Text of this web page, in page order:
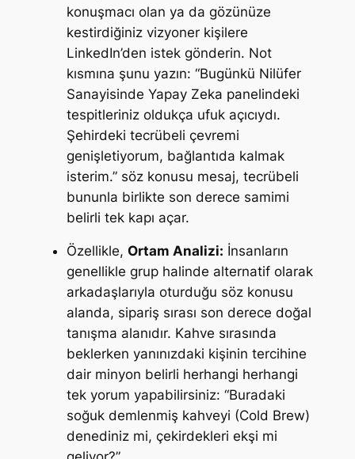
konuşmacı olan ya da gözünüze
kestirdiğiniz vizyoner kişilere
LinkedIn’den istek gönderin. Not
kısmına şunu yazın: “Bugünkü Nilüfer
Sanayisinde Yapay Zeka panelindeki
tespitleriniz oldukça ufuk açıcıydı.
Şehirdeki tecrübeli çevremi
genişletiyorum, bağlantıda kalmak
isterim.”söz konusu mesaj, tecrübeli
bununla birlikte son derece samimi
belirli tek kapı açar.
Özellikle, Ortam Analizi: İnsanların
genellikle grup halinde alternatif olarak
arkadaşlarıyla oturduğu söz konusu
alanda, sipariş sırası son derece doğal
tanışma alanıdır. Kahve sırasında
beklerken yanınızdaki kişinin tercihine
dair minyon belirli herhangi herhangi
tek yorum yapabilirsiniz: “Buradaki
soğuk demlenmiş kahveyi (Cold Brew)
denediniz mi, çekirdekleri ekşi mi